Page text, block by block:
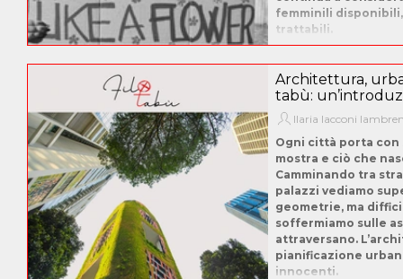
femminili
trattabili.
Architettura,
tabù:
Ilaria Iacconi
Ogni città porta con
mostra e ciò che
Camminando tra
palazzi vediamo
geometrie, ma
soffermiamo sulle
attraversano.
pianificazione
innocenti.